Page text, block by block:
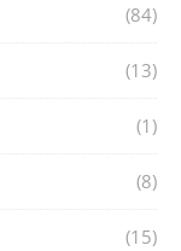
(84)
(13)
(1)
(8)
(15)